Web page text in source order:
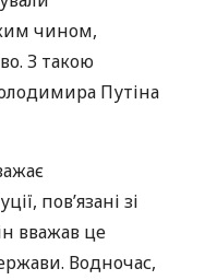
РЕЙТИНГ ДЕБЕТОВИХ
КАРТОК
ЩОМІСЯЧНИЙ ОГЛЯД
чином,
З такою
Путіна
пов’язані зі
вважав це
Водночас,